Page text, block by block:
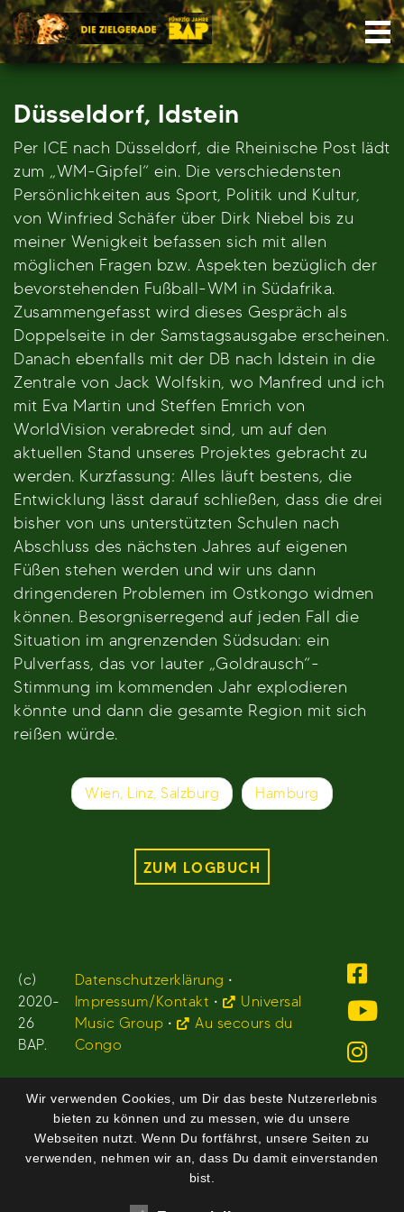
Skip
to
content
Düsseldorf, Idstein
Per ICE nach Düsseldorf, die Rheinische Post lädt
zum „WM-Gipfel“ ein. Die verschiedensten
Persönlichkeiten aus Sport, Politik und Kultur,
von Winfried Schäfer über Dirk Niebel bis zu
meiner Wenigkeit befassen sich mit allen
möglichen Fragen bzw. Aspekten bezüglich der
bevorstehenden Fußball-WM in Südafrika.
Zusammengefasst wird dieses Gespräch als
Doppelseite in der Samstagsausgabe erscheinen.
Danach ebenfalls mit der DB nach Idstein in die
Zentrale von Jack Wolfskin, wo Manfred und ich
mit Eva Martin und Steffen Emrich von
WorldVision verabredet sind, um auf den
aktuellen Stand unseres Projektes gebracht zu
werden. Kurzfassung: Alles läuft bestens, die
Entwicklung lässt darauf schließen, dass die drei
bisher von uns unterstützten Schulen nach
Abschluss des nächsten Jahres auf eigenen
Füßen stehen werden und wir uns dann
dringenderen Problemen im Ostkongo widmen
können. Besorgniserregend auf jeden Fall die
Situation im angrenzenden Südsudan: ein
Pulverfass, das vor lauter „Goldrausch“-
Stimmung im kommenden Jahr explodieren
könnte und dann die gesamte Region mit sich
reißen würde.
Beitragsnavigation
Wien, Linz, Salzburg Hamburg
ZUM LOGBUCH
(c)
2020-
26
BAP.
Datenschutzerklärung •
Impressum/Kontakt •
Universal
Music Group •
Au secours du
Congo
Wir verwenden Cookies, um Dir das beste Nutzererlebnis
bieten zu können und zu messen, wie du unsere
Webseiten nutzt. Wenn Du fortfährst, unsere Seiten zu
verwenden, nehmen wir an, dass Du damit einverstanden
bist.